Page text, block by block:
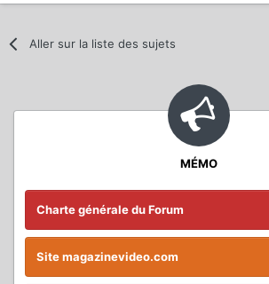
Aller sur la liste des sujets
MÉMO
Charte générale du Forum
Site magazinevideo.com